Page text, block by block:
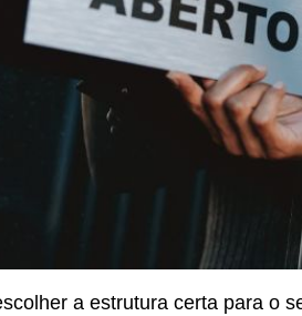
a estrutura certa para o